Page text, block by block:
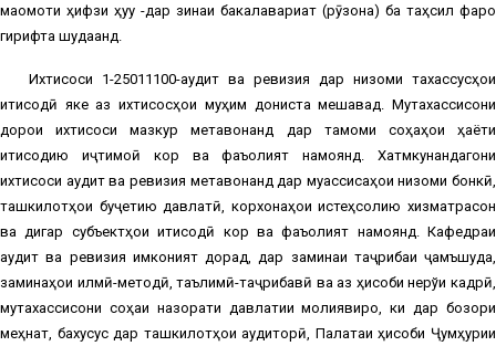
мақомоти ҳифзи ҳуқуқ -дар зинаи бакалавариат (рӯзона) ба таҳсил фаро
гирифта шудаанд.
Ихтисоси 1-25011100-аудит ва ревизия дар низоми тахассусҳои
иқтисодӣ яке аз ихтисосҳои муҳим дониста мешавад. Мутахассисони
дорои ихтисоси мазкур метавонанд дар тамоми соҳаҳои ҳаёти
иқтисодию иҷтимоӣ кор ва фаъолият намоянд. Хатмкунандагони
ихтисоси аудит ва ревизия метавонанд дар муассисаҳои низоми бонкӣ,
ташкилотҳои буҷетию давлатӣ, корхонаҳои истеҳсолию хизматрасон
ва дигар субъектҳои иқтисодӣ кор ва фаъолият намоянд. Кафедраи
аудит ва ревизия имконият дорад, дар заминаи таҷрибаи ҷамъшуда,
заминаҳои илмӣ-методӣ, таълимӣ-таҷрибавӣ ва аз ҳисоби нерўи кадрӣ,
мутахассисони соҳаи назорати давлатии молиявиро, ки дар бозори
меҳнат, бахусус дар ташкилотҳои аудиторӣ, Палатаи ҳисоби Ҷумҳурии